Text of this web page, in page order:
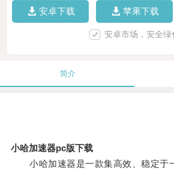
安卓下载 苹果下载
安卓市场，安全绿
简介
小哈加速器pc版下载
小哈加速器是一款集高效、稳定于